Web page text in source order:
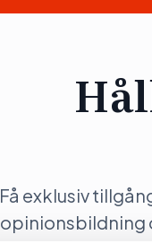
Få exklusiv
opinionsbildning